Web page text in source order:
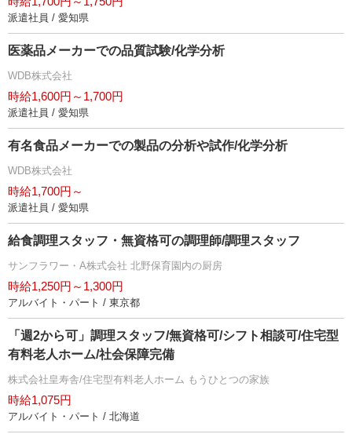
派遣社員 / 愛知県
医薬品メーカーでの品質試験/化学分析
WDB株式会社
時給1,600円～1,700円
派遣社員 / 愛知県
有名食品メーカーでの製品の分析や試作/化学分析
WDB株式会社
時給1,700円～
派遣社員 / 愛知県
給食調理スタッフ・無資格可の調理師/調理スタッフ
サンフラワー・A株式会社 北野保育園内の厨房
時給1,250円～1,300円
アルバイト・パート / 東京都
「週2から可」調理スタッフ/無資格可/シフト相談可/住宅型
有料老人ホーム/社会保障完備
株式会社皇寿舎/住宅型有料老人ホーム もうひとつの家族
時給1,075円
アルバイト・パート / 北海道